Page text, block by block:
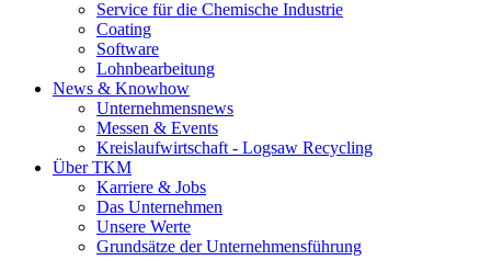
Service für die Chemische Industrie
Coating
Software
Lohnbearbeitung
News & Knowhow
Unternehmensnews
Messen & Events
Kreislaufwirtschaft - Logsaw Recycling
Über TKM
Karriere & Jobs
Das Unternehmen
Unsere Werte
Grundsätze der Unternehmensführung